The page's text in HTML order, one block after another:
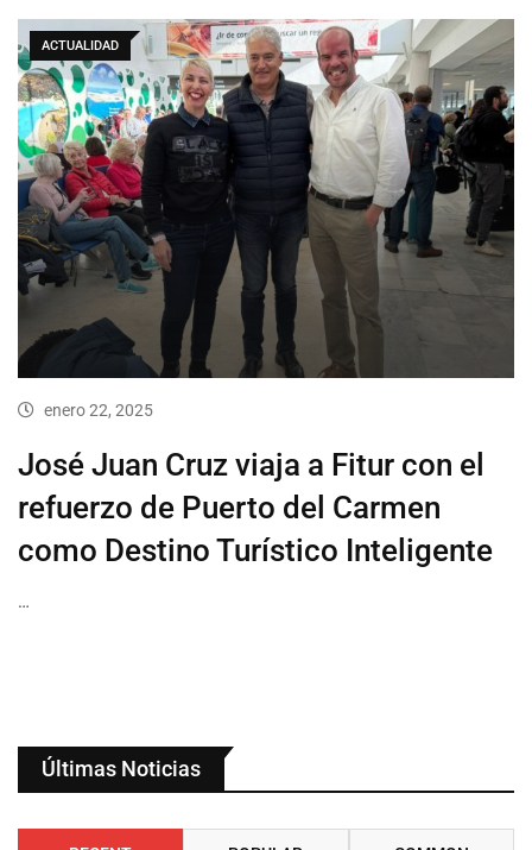
ACTUALIDAD
enero 22, 2025
José Juan Cruz viaja a Fitur con el
refuerzo de Puerto del Carmen
como Destino Turístico Inteligente
…
Últimas Noticias